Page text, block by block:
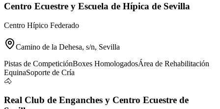
Centro Ecuestre y Escuela de Hípica de Sevilla
Centro Hípico Federado
Camino de la Dehesa, s/n, Sevilla
Pistas de CompeticiónBoxes HomologadosÁrea de Rehabilitación
EquinaSoporte de Cría
🐴
Real Club de Enganches y Centro Ecuestre de